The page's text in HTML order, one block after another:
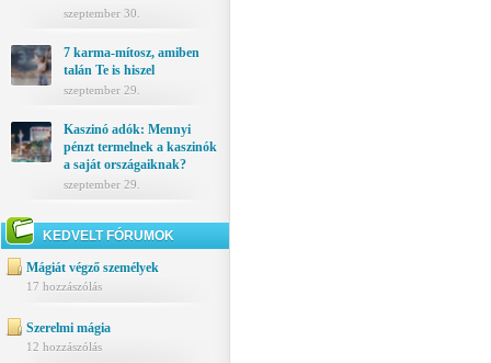
szeptember 30.
7 karma-mítosz, amiben
talán Te is hiszel
szeptember 29.
Kaszinó adók: Mennyi
pénzt termelnek a kaszinók
a saját országaiknak?
szeptember 29.
KEDVELT FÓRUMOK
Mágiát végző személyek
17 hozzászólás
Szerelmi mágia
12 hozzászólás